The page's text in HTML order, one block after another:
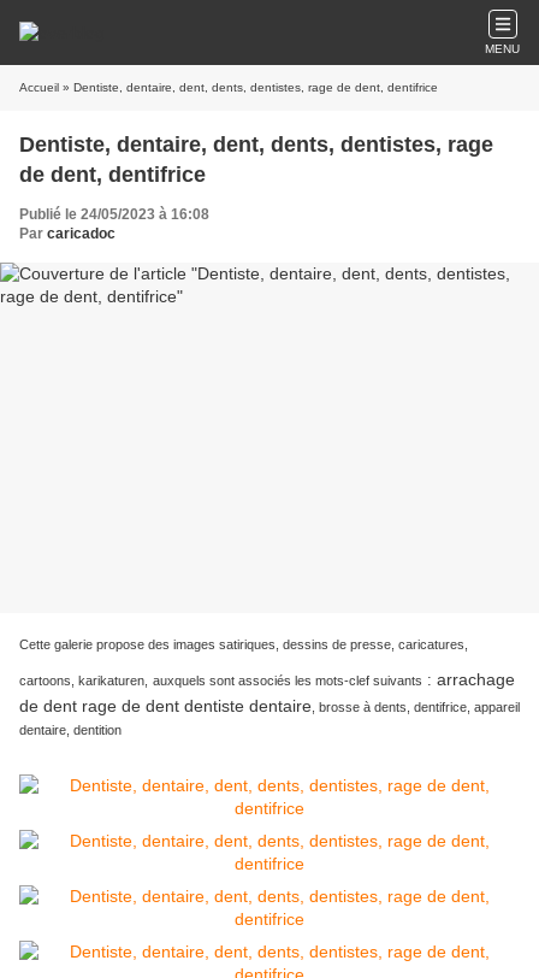
MENU
Accueil » Dentiste, dentaire, dent, dents, dentistes, rage de dent, dentifrice
Dentiste, dentaire, dent, dents, dentistes, rage
de dent, dentifrice
Publié le 24/05/2023 à 16:08
Par caricadoc
Cette galerie propose des images satiriques, dessins de presse, caricatures,
cartoons, karikaturen, auxquels sont associés les mots-clef suivants : arrachage
de dent rage de dent dentiste dentaire , brosse à dents, dentifrice, appareil
dentaire, dentition